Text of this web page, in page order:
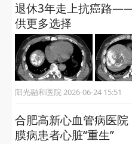
退休3年走上抗癌路
供更多选择
阳光融和医院 2026-06-24 15:51
合肥高新心血管病医
膜病患者心脏“重生”